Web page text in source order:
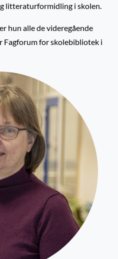
litteraturformidling i skolen.
hun alle de videregående
Fagforum for skolebibliotek i